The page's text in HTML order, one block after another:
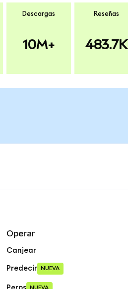
Descargas
10M+
Reseñas
483.7K
Operar
Canjear
Predecir NUEVA
NUEVA